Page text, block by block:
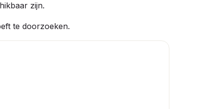
zijn.
te doorzoeken.